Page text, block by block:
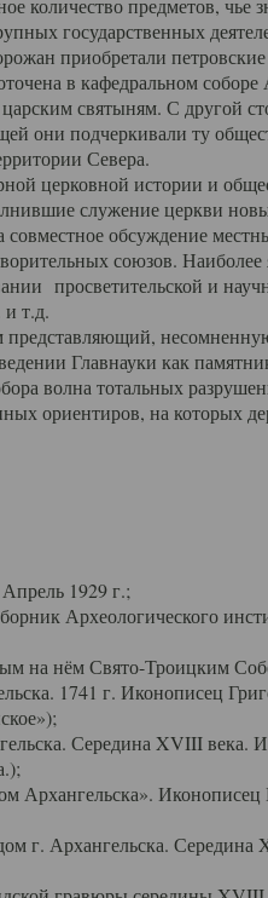
количество предметов, чье
государственных
приобретали
в кафедральном соборе
святыням. С другой
они подчеркивали ту
Севера.
истории и
служение церкви
совместное обсуждение
союзов.
просветительской и
т.д.
Главнауки как
волна тотальных
ориентиров, на которых
1929 г.;
Археологического
на нём Свято-Троицким
1741 г. Иконописец
Середина XVIII века.
Архангельска». Иконописец
г. Архангельска. Середина